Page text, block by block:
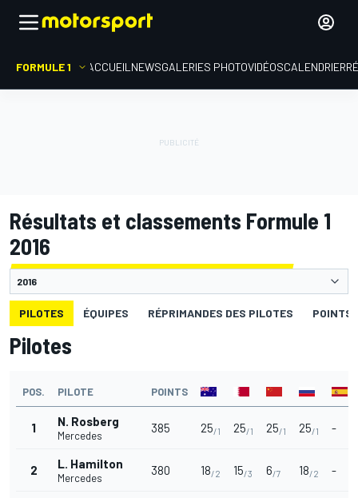
FORMULE 1 ACCUEIL NEWSGALERIES PHOTOVIDÉOSCALENDRIER
Résultats et classements Formule 1
2016
PILOTES ÉQUIPES RÉPRIMANDES DES PILOTES POINTS
Pilotes
POS. PILOTE POINTS
1 N. Rosberg
Mercedes
385 25/1 25/1 25/1 25/1 -
2 L. Hamilton
Mercedes
380 18/2 15/3 6/7 18/2 -